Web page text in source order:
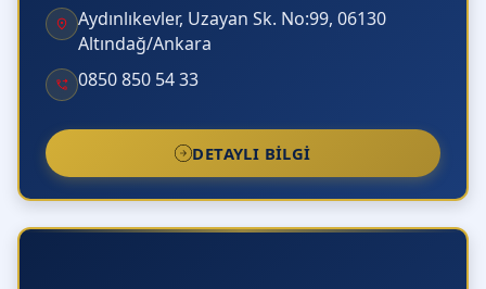
Aydınlıkevler, Uzayan Sk. No:99, 06130
Altındağ/Ankara
0850 850 54 33
DETAYLI BILGI